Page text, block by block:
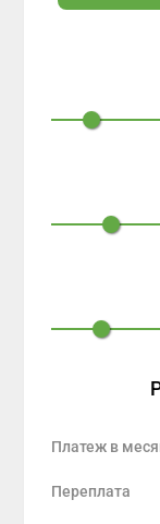
Платеж в
Переплата